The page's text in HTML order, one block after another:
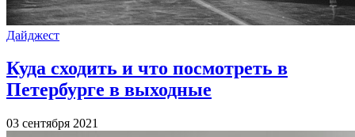
Дайджест
Куда сходить и что посмотреть в
Петербурге в выходные
03 сентября 2021